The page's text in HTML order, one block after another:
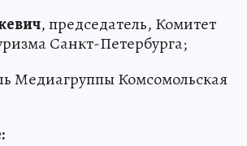
, председатель, Комитет
Санкт-Петербурга;
Медиагруппы Комсомольская